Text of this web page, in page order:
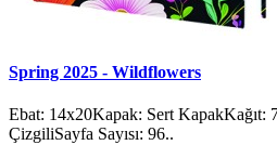
Spring 2025 - Wildflowers
Ebat: 14x20Kapak: Sert KapakKağıt:
ÇizgiliSayfa Sayısı: 96..